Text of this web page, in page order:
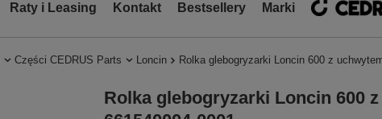
Raty i Leasing Kontakt Bestsellery Marki
Części CEDRUS Parts Loncin Rolka glebogryzarki Loncin 600 z
Rolka glebogryzarki Loncin 600